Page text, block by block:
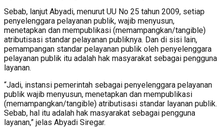
Sebab, lanjut Abyadi, menurut UU No 25 tahun 2009, setiap
penyelenggara pelayanan publik, wajib menyusun,
menetapkan dan mempublikasi (memampangkan/tangible)
atributisasi standar pelayanan publiknya. Dan di sisi lain,
pemampangan standar pelayanan publik oleh penyelenggara
pelayanan publik itu adalah hak masyarakat sebagai pengguna
layanan.
“Jadi, instansi pemerintah sebagai penyelenggara pelayanan
publik wajib menyusun, menetapkan dan mempublikasi
(memampangkan/tangible) atributisasi standar layanan publik.
Sebab, hal itu adalah hak masyarakat sebagai pengguna
layanan,” jelas Abyadi Siregar.